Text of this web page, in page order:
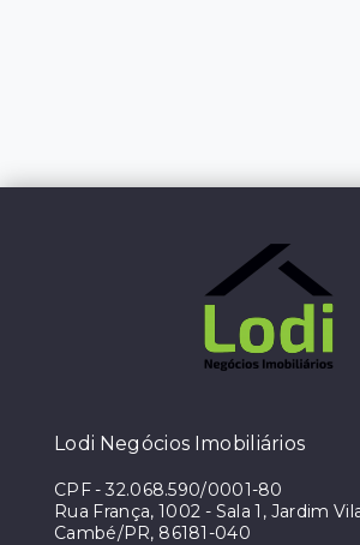
Lodi Negócios Imobiliários
CPF-32.068.590/0001-80
Rua França, 1002 - Sala 1, Jardim
Cambé/PR, 86181-040